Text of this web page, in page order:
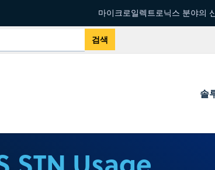
마이크로일렉트로닉스 분야의
솔